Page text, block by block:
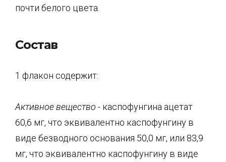
почти белого цвета.
Состав
1 флакон содержит:
Активное вещество - каспофунгина ацетат
60,6 мг, что эквивалентно каспофунгину в
виде безводного основания 50,0 мг, или 83,9
мг, что эквивалентно каспофунгину в виде